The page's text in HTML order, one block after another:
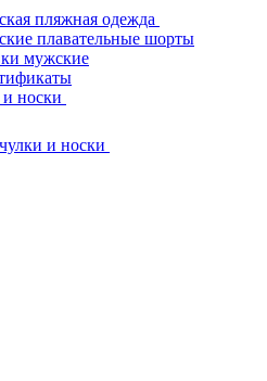
пляжная одежда
плавательные шорты
мужские
носки
и носки